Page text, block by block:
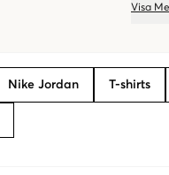
Visa
Nike Jordan T-shirts